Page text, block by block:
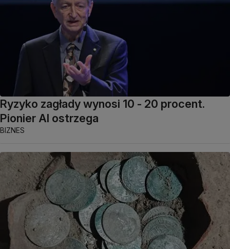
Ryzyko zagłady wynosi 10 - 20 procent.
Pionier AI ostrzega
BIZNES